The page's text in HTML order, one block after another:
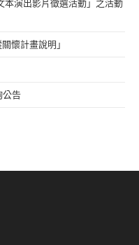
本演出影片徵選活動」之活動
懷計畫說明」
公告